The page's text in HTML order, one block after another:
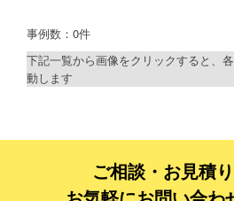
制作プランで探す
ベーシックコース
シルバーコース
事例数：0件
下記一覧から画像をクリックすると、
動します
ご相談・お見積り